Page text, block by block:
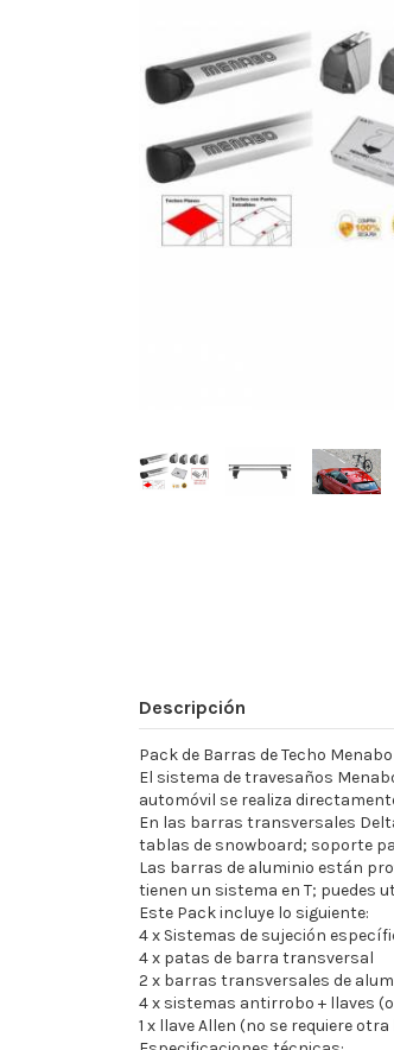
Descripción
Pack de Barras de Techo
El sistema de travesaños
automóvil se realiza
En las barras transversales
tablas de snowboard; soporte
Las barras de aluminio están
tienen un sistema en T; puedes
Este Pack incluye lo siguiente:
4 x Sistemas de sujeción
4 x patas de barra transversal
2 x barras transversales de
4 x sistemas antirrobo + llaves
1 x llave Allen (no se requiere